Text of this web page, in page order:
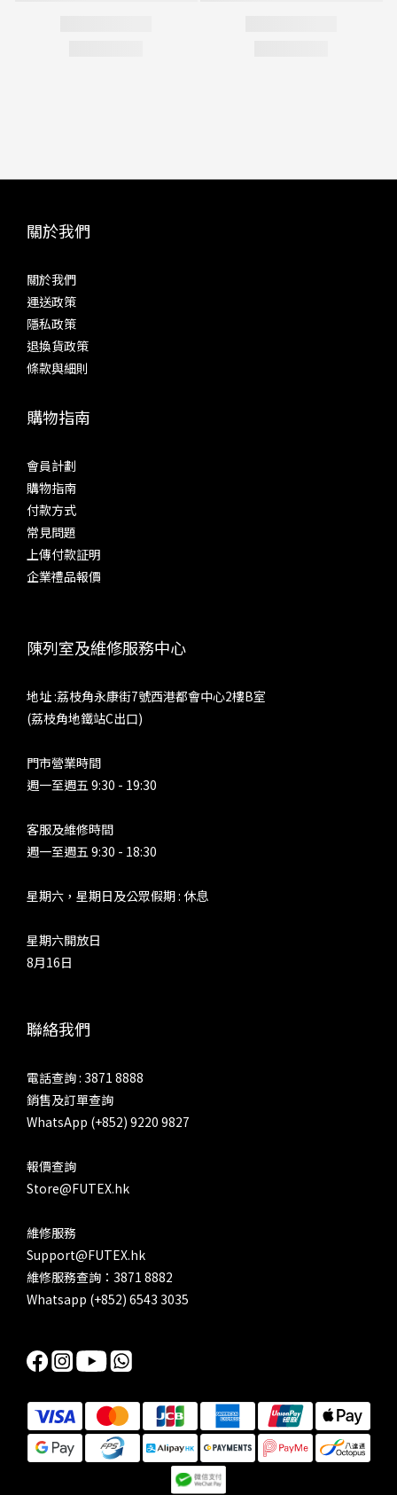
關於我們
關於我們
運送政策
隱私政策
退換貨政策
條款與細則
購物指南
會員計劃
購物指南
付款方式
常見問題
上傳付款証明
企業禮品報價
陳列室及維修服務中心
地址 :荔枝角永康街7號西港都會中心2樓B室
(荔枝角地鐵站C出口)
門市營業時間
週一至週五 9:30 - 19:30
客服及維修時間
週一至週五 9:30 - 18:30
星期六，星期日及公眾假期 : 休息
星期六開放日
8月16日
聯絡我們
電話查詢 : 3871 8888
銷售及訂單查詢
WhatsApp (+852) 9220 9827
報價查詢
Store@FUTEX.hk
維修服務
Support@FUTEX.hk
維修服務查詢：3871 8882
Whatsapp (+852) 6543 3035